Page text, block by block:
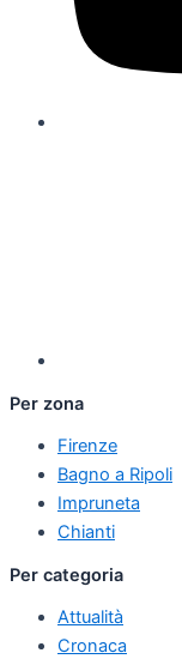
Per zona
Firenze
Bagno a Ripoli
Impruneta
Chianti
Per categoria
Attualità
Cronaca